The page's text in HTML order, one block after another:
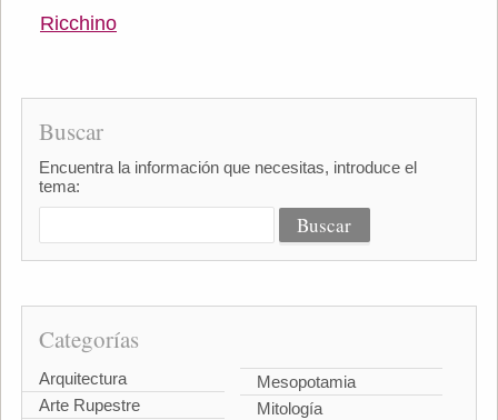
Ricchino
Buscar
Encuentra la información que necesitas, introduce el
tema:
Categorías
Arquitectura
Arte Rupestre
Mesopotamia
Mitología